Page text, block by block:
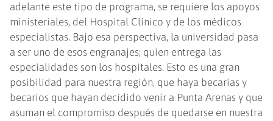
adelante este tipo de programa, se requiere los apoyos
ministeriales, del Hospital Clínico y de los médicos
especialistas. Bajo esa perspectiva, la universidad pasa
a ser uno de esos engranajes; quien entrega las
especialidades son los hospitales. Esto es una gran
posibilidad para nuestra región, que haya becarias y
becarios que hayan decidido venir a Punta Arenas y que
asuman el compromiso después de quedarse en nuestra